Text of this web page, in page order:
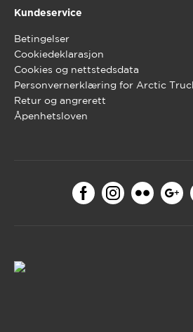
Kundeservice
Betingelser
Cookiedeklarasjon
Cookies og nettstedsdata
Personvernerklæring for Arctic
Retur og angrerett
Åpenhetsloven